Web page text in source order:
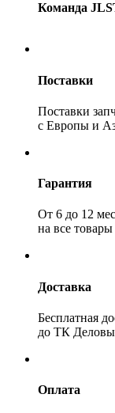
Команда
Поставки
Поставки
с Европы и
Гарантия
От 6 до 12
на все товары
Доставка
Бесплатная
до ТК
Оплата